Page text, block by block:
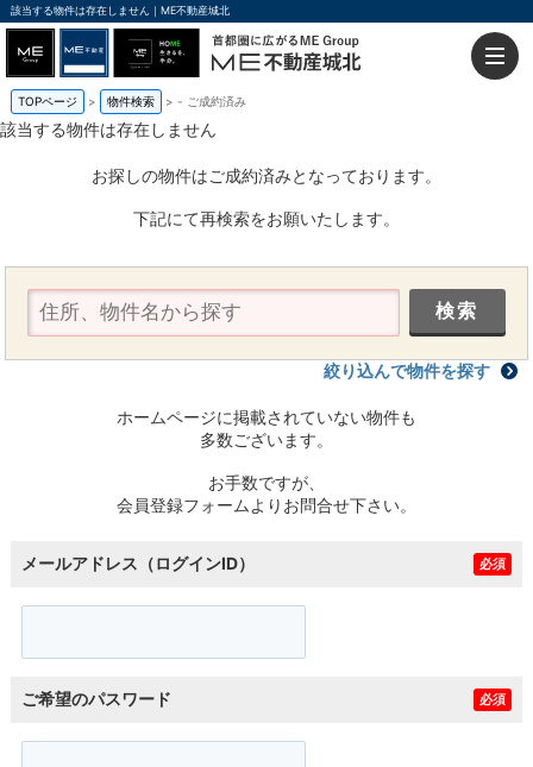
該当する物件は存在しません｜ME不動産城北
TOPページ 物件検索 - ご成約済み
該当する物件は存在しません
お探しの物件はご成約済みとなっております。
下記にて再検索をお願いたします。
絞り込んで物件を探す
ホームページに掲載されていない物件も
多数ございます。
お手数ですが、
会員登録フォームよりお問合せ下さい。
メールアドレス（ログインID） 必須
ご希望のパスワード 必須